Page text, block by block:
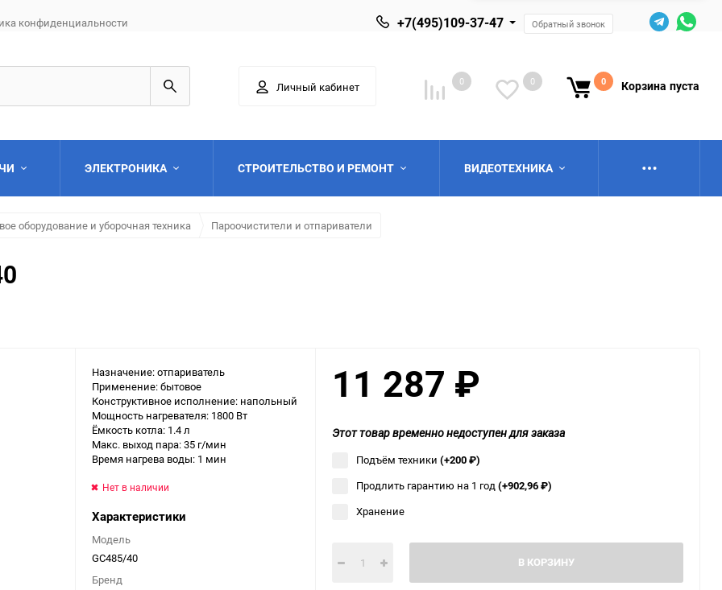
конфиденциальности +7(495)109-37-47 Обратный звонок
Личный кабинет 0 0 0 Корзина пуста
Выберите категорию
ЭЛЕКТРОНИКА СТРОИТЕЛЬСТВО И РЕМОНТ
Выберите категорию
ВИДЕОТЕХНИКА
оборудование и уборочная техника Пароочистители и отпариватели
Назначение: отпариватель
Применение: бытовое
Конструктивное исполнение: напольный
Мощность нагревателя: 1800 Вт
Ёмкость котла: 1.4 л
Макс. выход пара: 35 г/мин
Время нагрева воды: 1 мин
Нет в наличии
Характеристики
Модель
GC485/40
Бренд
11 287 ₽
Этот товар временно недоступен для заказа
Подъём техники (+200₽)
Продлить гарантию на 1 год(+902,96₽)
Хранение
В КОРЗИНУ